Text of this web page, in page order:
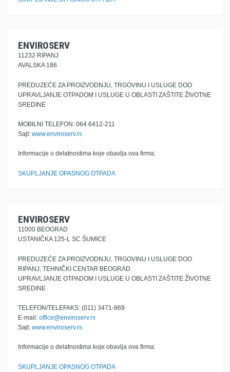
ENVIROSERV
11232 RIPANJ
AVALSKA 186
PREDUZEĆE ZA PROIZVODNJU, TRGOVINU I USLUGE DOO
UPRAVLJANJE OTPADOM I USLUGE U OBLASTI ZAŠTITE ŽIVOTNE
SREDINE
MOBILNI TELEFON: 064 6412-211
Sajt: www.enviroserv.rs
Informacije o delatnostima koje obavlja ova firma:
SKUPLJANJE OPASNOG OTPADA
ENVIROSERV
11000 BEOGRAD
USTANIČKA 125-L SC ŠUMICE
PREDUZEĆE ZA PROIZVODNJU, TRGOVINU I USLUGE DOO
RIPANJ, TEHNIČKI CENTAR BEOGRAD
UPRAVLJANJE OTPADOM I USLUGE U OBLASTI ZAŠTITE ŽIVOTNE
SREDINE
TELEFON/TELEFAKS: (011) 3471-869
E-mail: office@enviroserv.rs
Sajt: www.enviroserv.rs
Informacije o delatnostima koje obavlja ova firma:
SKUPLJANJE OPASNOG OTPADA